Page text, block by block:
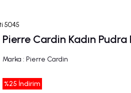
5045
Pierre Cardin Kadın
Marka : Pierre Cardin
%25 İndirim